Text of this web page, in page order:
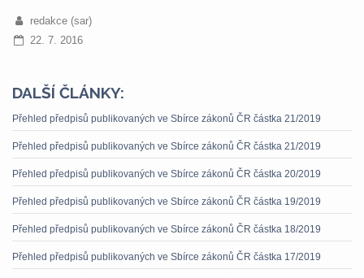
redakce (sar)
22. 7. 2016
DALŠÍ ČLÁNKY:
Přehled předpisů publikovaných ve Sbírce zákonů ČR částka 21/2019
Přehled předpisů publikovaných ve Sbírce zákonů ČR částka 21/2019
Přehled předpisů publikovaných ve Sbírce zákonů ČR částka 20/2019
Přehled předpisů publikovaných ve Sbírce zákonů ČR částka 19/2019
Přehled předpisů publikovaných ve Sbírce zákonů ČR částka 18/2019
Přehled předpisů publikovaných ve Sbírce zákonů ČR částka 17/2019